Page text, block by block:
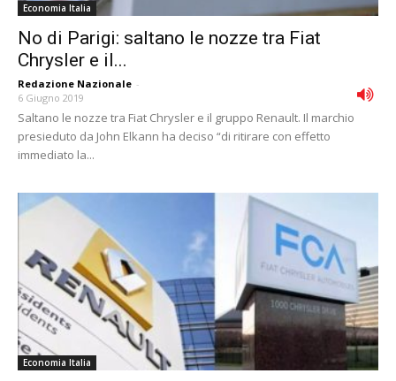
Economia Italia
No di Parigi: saltano le nozze tra Fiat
Chrysler e il...
Redazione Nazionale -
6 Giugno 2019
Saltano le nozze tra Fiat Chrysler e il gruppo Renault. Il marchio
presieduto da John Elkann ha deciso “di ritirare con effetto
immediato la...
Economia Italia